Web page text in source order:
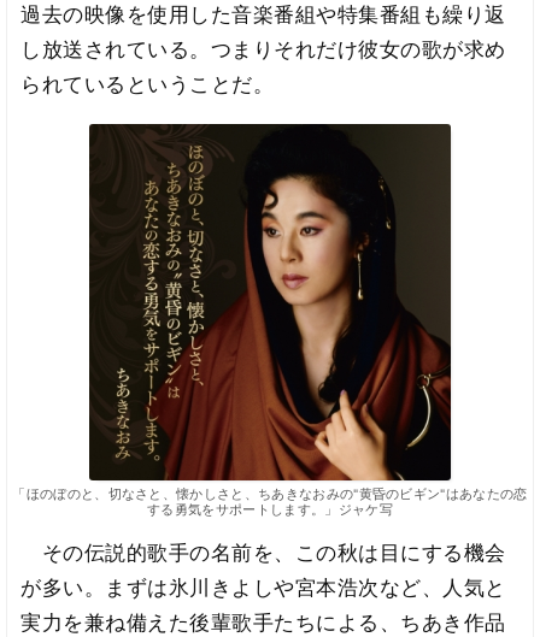
過去の映像を使用した音楽番組や特集番組も繰り返
し放送されている。つまりそれだけ彼女の歌が求め
られているということだ。
「ほのぼのと、切なさと、懐かしさと、ちあきなおみの"黄昏のビギン"はあなたの恋
する勇気をサポートします。」ジャケ写
その伝説的歌手の名前を、この秋は目にする機会
が多い。まずは氷川きよしや宮本浩次など、人気と
実力を兼ね備えた後輩歌手たちによる、ちあき作品